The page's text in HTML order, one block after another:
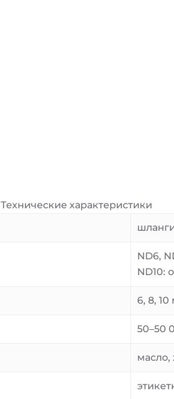
Технические характеристики
ND6,
ND10:
6, 8,
50–50
масло,